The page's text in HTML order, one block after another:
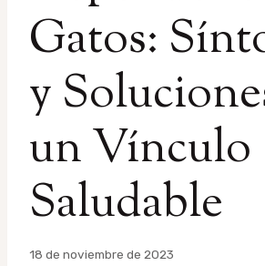
Gatos:
y
un Vínculo
Saludable
Por
18 de noviembre de 2023